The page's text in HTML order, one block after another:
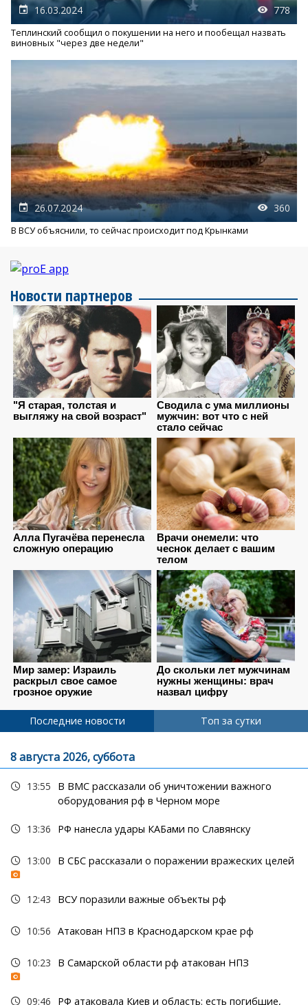
16.03.2024 778
Теплинский сообщил о покушении на него и пообещал назвать
виновных "через две недели"
26.07.2024 360
В ВСУ объяснили, то сейчас происходит под Крынками
Новости партнеров
Последние новости Топ за сутки
8 августа 2026, суббота
13:55
В ВМС рассказали об уничтожении важного
оборудования рф в Черном море
13:36 РФ нанесла удары КАБами по Славянску
13:00 В СБС рассказали о поражении вражеских целей
12:43 ВСУ поразили важные объекты рф
10:56 Атакован НПЗ в Краснодарском крае рф
10:23 В Самарской области рф атакован НПЗ
09:46
РФ атаковала Киев и область: есть погибшие,